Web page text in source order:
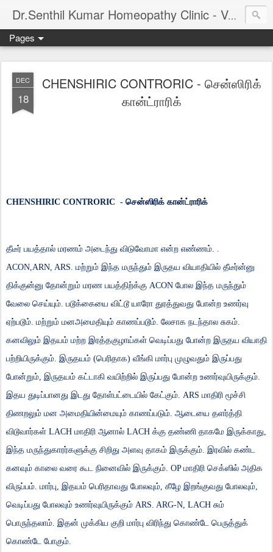
Dr.Senthil Kumar Homeopathy Clinic - Velachery - Panruti - Chennai
Pages
DEC
18
CHENSHIRIC CONTRORIC - சென்ஸிரிக்
கான்ட்ராரிக்
CHENSHIRIC CONTRORIC - சென்ஸிரிக் கான்ட்ராரிக்
தீடீர் பயத்தால் மரணம் அடைந்து விடுவோமா என்ற எண்ணம். .
ACON,ARN, ARS. மற்றும் இந்த மருந்தும் இருதய வியாதியில் தீடீர்ன்னு
திக்குன்னு தோன்றும் மரண பயத்திற்க்கு ACON போல இந்த மருந்தும்
வேலை செய்யும். படூக்கையை விட்டூ யாரோ துரத்துவது போன்ற உணர்வு
ஏற்படூம். மற்றும் மனஅமைதியும் காணப்படூம். லேசாக நடந்தால சுகம்.
கனவிலும் இதயம் மற்ற இரத்தகுழாய்கள் வெடிப்பது போன்ற இருதய வியாதி
பற்றியிருக்கும். இருதயம் (பெரிதாக) வீங்கி மார்பு முழுவதும் இருப்பது
போன்றும், இருதயம் கட்டாகி வயிற்றில் இருப்பது போன்ற உணர்வுயிருக்கும்.
இதய துடிப்பானது இடது தோள்பட்டையில் கேட்கும். ARS மாதிரி மூச்சி
திணறலும் மன அமைதியின்மையும் காணப்படும். ஆடையை தளர்த்தி
விடூவார்கள் LACH மாதிரி ஆனால் LACH க்கு தண்ணி தாகமே இருக்காது,
இந்த மருந்துகாரர்களுக்கு சிறிது அளவு தாகம் இருக்கும். இரவில் கண்ட
கனவும் காலை வரை கூட நினைவில் இருக்கும். OP மாதிரி செக்ஸில் அதிக
விருப்பம். மார்பு, இதயம் பெரிதாவது போலவும், கீழே இறங்குவது போலவும்,
வெடிப்பது போலவும் உணர்வுயிருக்கும் ARS. ARG-N, LACH சும்
பொருந்தலாம். இதன் முக்கிய குறி மார்பு விரிந்து கொண்டே பெருத்துக்
கொண்டே போகும்.